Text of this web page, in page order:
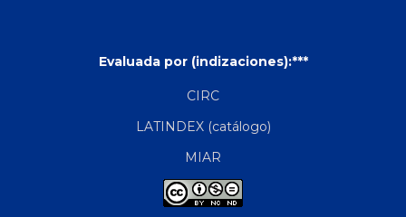
Evaluada por (indizaciones):***
CIRC
LATINDEX (catálogo)
MIAR